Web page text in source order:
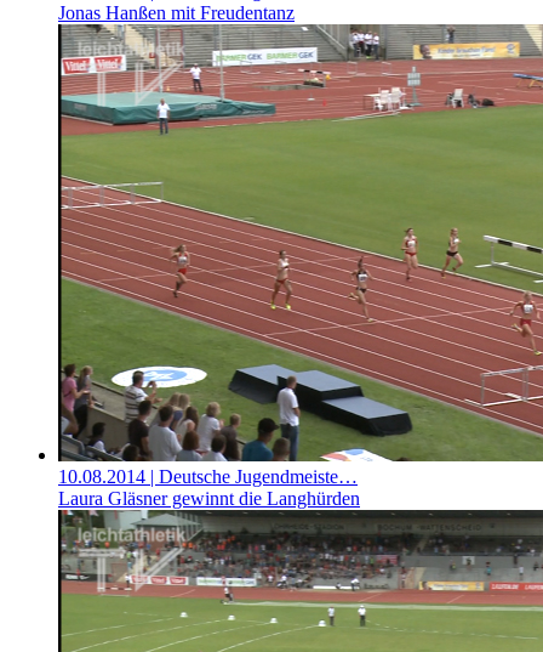
Jonas Hanßen mit Freudentanz
10.08.2014 | Deutsche Jugendmeiste…
Laura Gläsner gewinnt die Langhürden